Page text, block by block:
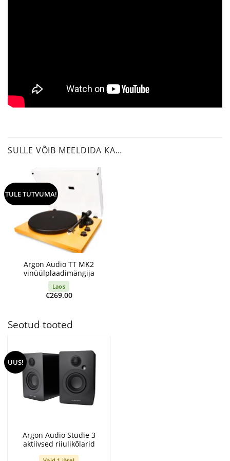
SULLE VÕIB MEELDIDA KA…
TULE TUTVUMA!
Argon Audio TT MK2
vinüülplaadimängija
Laos
€269.00
Seotud tooted
UUS!
Argon Audio Studie 3
aktiivsed riiulikõlarid